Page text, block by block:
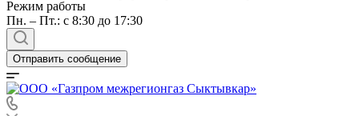
Режим работы
Пн. – Пт.: с 8:30 до 17:30
Отправить сообщение